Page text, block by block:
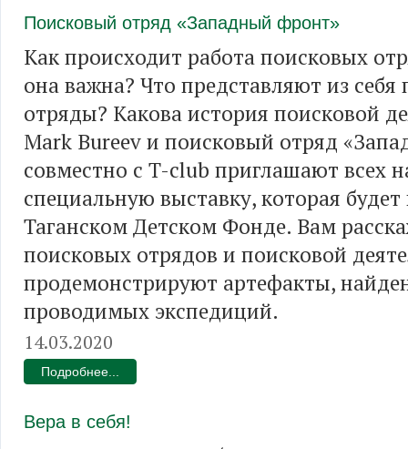
Поисковый отряд «Западный фронт»
Как происходит работа поисковых
она важна? Что представляют из себя
отряды? Какова история поисковой
Mark Bureev и поисковый отряд
совместно с T-club приглашают всех
специальную выставку, которая
Таганском Детском Фонде. Вам
поисковых отрядов и поисковой
продемонстрируют артефакты,
проводимых экспедиций.
14.03.2020
Подробнее...
Вера в себя!